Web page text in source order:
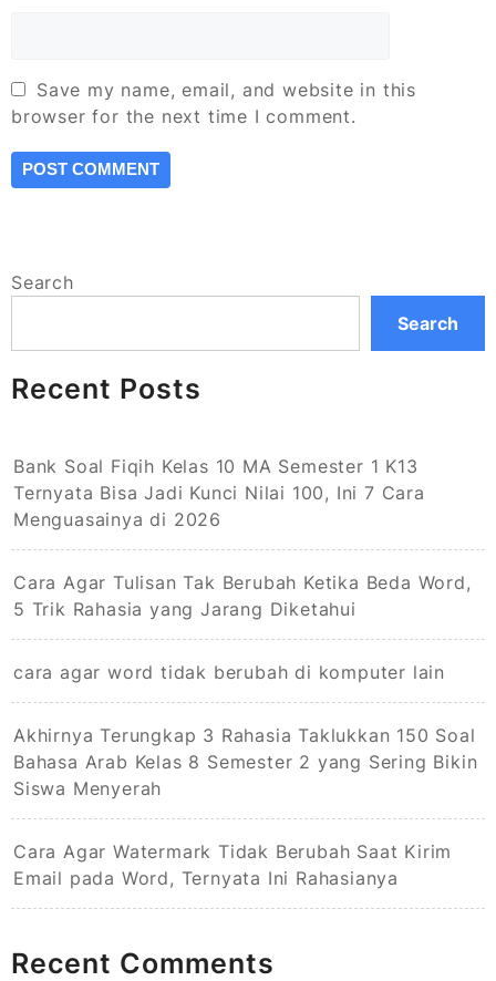
Save my name, email, and website in this
browser for the next time I comment.
Search
Search
Recent Posts
Bank Soal Fiqih Kelas 10 MA Semester 1 K13
Ternyata Bisa Jadi Kunci Nilai 100, Ini 7 Cara
Menguasainya di 2026
Cara Agar Tulisan Tak Berubah Ketika Beda Word,
5 Trik Rahasia yang Jarang Diketahui
cara agar word tidak berubah di komputer lain
Akhirnya Terungkap 3 Rahasia Taklukkan 150 Soal
Bahasa Arab Kelas 8 Semester 2 yang Sering Bikin
Siswa Menyerah
Cara Agar Watermark Tidak Berubah Saat Kirim
Email pada Word, Ternyata Ini Rahasianya
Recent Comments